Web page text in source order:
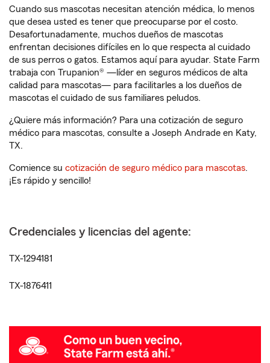
Cuando sus mascotas necesitan atención médica, lo menos
que desea usted es tener que preocuparse por el costo.
Desafortunadamente, muchos dueños de mascotas
enfrentan decisiones difíciles en lo que respecta al cuidado
de sus perros o gatos. Estamos aquí para ayudar. State Farm
trabaja con Trupanion® —líder en seguros médicos de alta
calidad para mascotas— para facilitarles a los dueños de
mascotas el cuidado de sus familiares peludos.
¿Quiere más información? Para una cotización de seguro
médico para mascotas, consulte a Joseph Andrade en Katy,
TX.
Comience su cotización de seguro médico para mascotas.
¡Es rápido y sencillo!
Credenciales y licencias del agente:
TX-1294181
TX-1876411